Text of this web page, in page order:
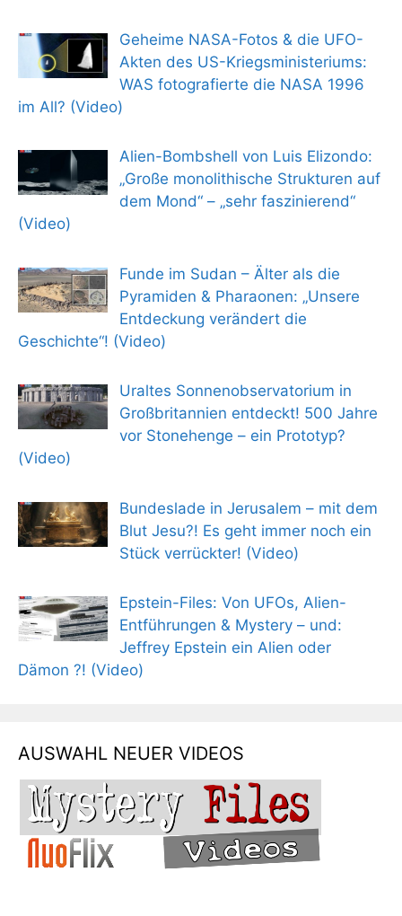
Geheime NASA-Fotos & die UFO-
Akten des US-Kriegsministeriums:
WAS fotografierte die NASA 1996
im All? (Video)
Alien-Bombshell von Luis Elizondo:
„Große monolithische Strukturen auf
dem Mond“ – „sehr faszinierend“
(Video)
Funde im Sudan – Älter als die
Pyramiden & Pharaonen: „Unsere
Entdeckung verändert die
Geschichte“! (Video)
Uraltes Sonnenobservatorium in
Großbritannien entdeckt! 500 Jahre
vor Stonehenge – ein Prototyp?
(Video)
Bundeslade in Jerusalem – mit dem
Blut Jesu?! Es geht immer noch ein
Stück verrückter! (Video)
Epstein-Files: Von UFOs, Alien-
Entführungen & Mystery – und:
Jeffrey Epstein ein Alien oder
Dämon ?! (Video)
AUSWAHL NEUER VIDEOS